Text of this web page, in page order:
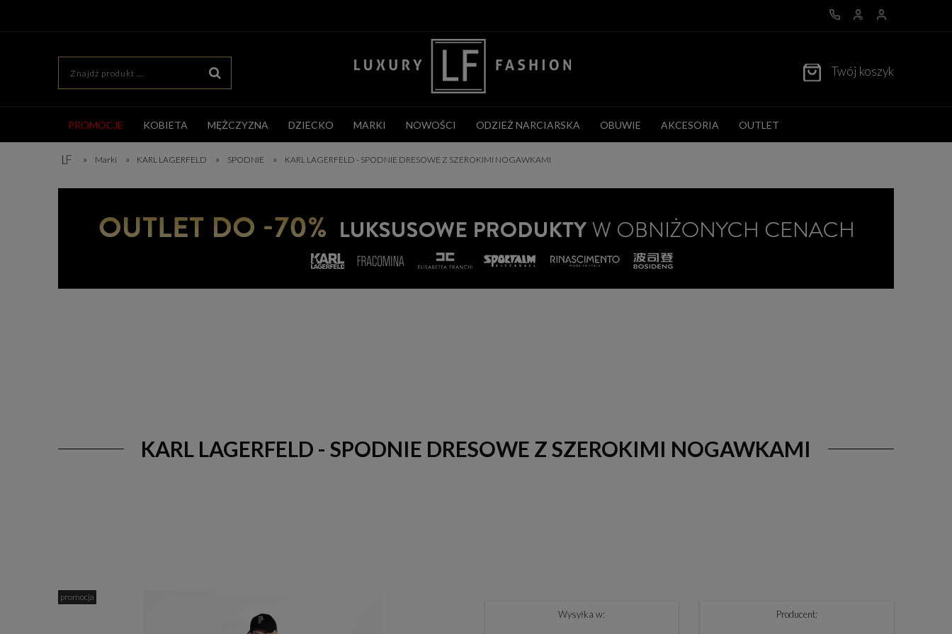
Twój koszyk
PROMOCJE KOBIETA MĘŻCZYZNA DZIECKO MARKI NOWOŚCI ODZIEŻ NARCIARSKA OBUWIE AKCESORIA OUTLET
» Marki » KARL LAGERFELD » SPODNIE » KARL LAGERFELD - SPODNIE DRESOWE Z SZEROKIMI NOGAWKAMI
KARL LAGERFELD - SPODNIE DRESOWE Z SZEROKIMI NOGAWKAMI
promocja
Wysyłka w: Producent: